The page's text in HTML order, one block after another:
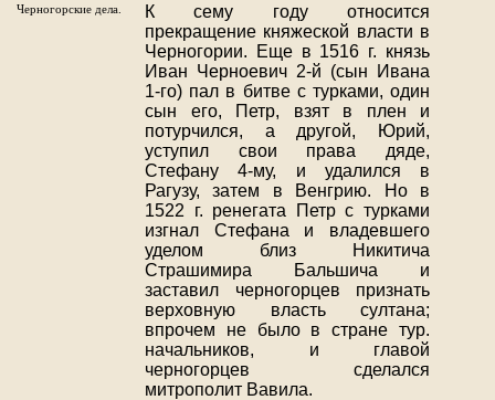
Черногорские дела.
К сему году относится
прекращение княжеской власти в
Черногории. Еще в 1516 г. князь
Иван Черноевич 2-й (сын Ивана
1-го) пал в битве с турками, один
сын его, Петр, взят в плен и
потурчился, а другой, Юрий,
уступил свои права дяде,
Стефану 4-му, и удалился в
Рагузу, затем в Венгрию. Но в
1522 г. ренегата Петр с турками
изгнал Стефана и владевшего
уделом близ Никитича
Страшимира Бальшича и
заставил черногорцев признать
верховную власть султана;
впрочем не было в стране тур.
начальников, и главой
черногорцев сделался
митрополит Вавила.